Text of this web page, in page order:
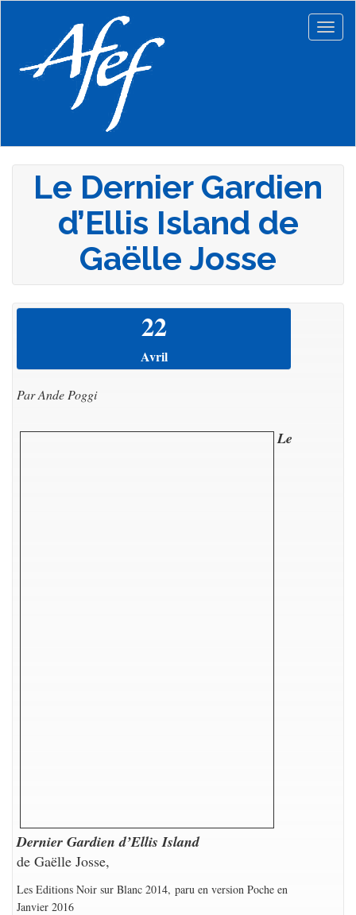
principal
Le Dernier Gardien
d’Ellis Island de
Gaëlle Josse
22
Avril
Par Ande Poggi
Le
Dernier Gardien d’Ellis Island
de Gaëlle Josse,
Les Editions Noir sur Blanc 2014, paru en version Poche en
Janvier 2016